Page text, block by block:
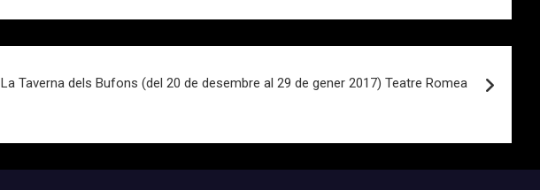
La Taverna dels Bufons (del 20 de desembre al 29 de gener 2017) Teatre Romea